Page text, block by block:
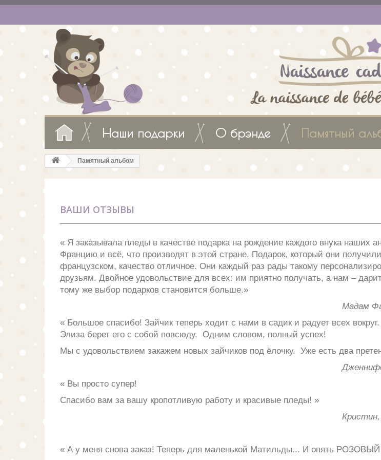
Наши подарки О брэнде Памятный
Памятный альбом
ВАШИ ОТЗЫВЫ
« Я заказывала пледы в качестве подарка на рождение каждого внука наших
Францию и всё, что производят в этой стране. Подарок, который они
французском, качество отличное. Они каждый раз рады такому
друзьям. Двойное удовольствие для всех: им приятно получать, а нам –
тому же выбор подарков становится больше.»
Мадам Фавро, 5
« Большое спасибо! Зайчик теперь ходит с нами в садик и радует всех
Элиза берет его с собой повсюду. Одним словом, полный успех!
Мы с удовольствием закажем новых зайчиков под ёлочку. Уже есть два
« Вы просто супер!
Спасибо вам за вашу кропотливую работу и красивые пледы! »
« А у меня снова заказ! Теперь для маленькой Матильды... И опять РОЗОВЫЙ